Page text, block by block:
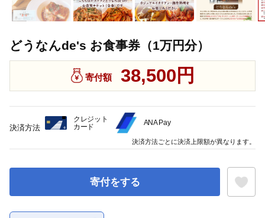
どうなんde's お食事券（1万円分）
寄付額 38,500円
寄付をする
決済方法
クレジット
カード
ANA Pay
決済方法ごとに決済上限額が異なります。